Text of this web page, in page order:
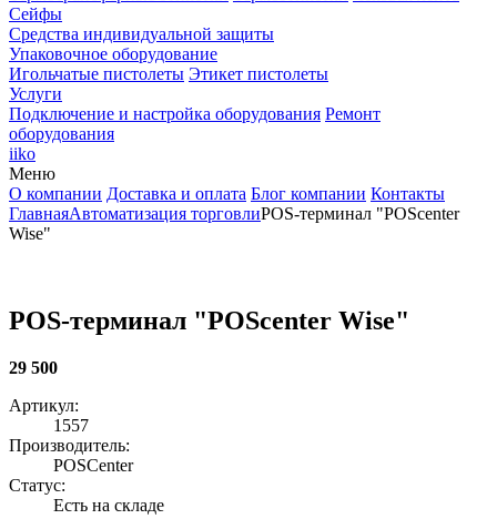
Сейфы
Средства индивидуальной защиты
Упаковочное оборудование
Игольчатые пистолеты Этикет пистолеты
Услуги
Подключение и настройка оборудования Ремонт
оборудования
iiko
Меню
О компании Доставка и оплата Блог компании Контакты
ГлавнаяАвтоматизация торговлиPOS-терминал "POScenter
Wise"
POS-терминал "POScenter Wise"
29 500
Артикул:
1557
Производитель:
POSCenter
Статус:
Есть на складе